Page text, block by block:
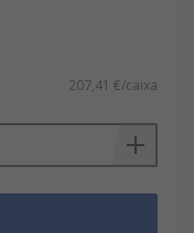
207,41 €/caixa